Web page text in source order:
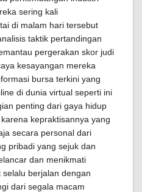
sering kali
di malam hari tersebut
taktik pertandingan
pergerakan skor judi
kesayangan mereka
bursa terkini yang
di dunia virtual seperti ini
penting dari gaya hidup
kepraktisannya yang
secara personal dari
pribadi yang sejuk dan
dan menikmati
berjalan dengan
dari segala macam